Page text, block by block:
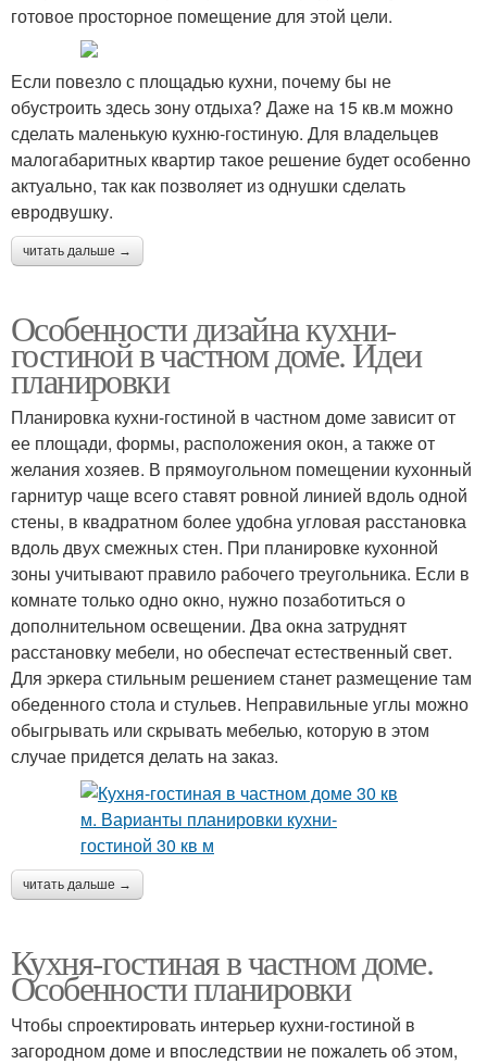
готовое просторное помещение для этой цели.
Если повезло с площадью кухни, почему бы не
обустроить здесь зону отдыха? Даже на 15 кв.м можно
сделать маленькую кухню-гостиную. Для владельцев
малогабаритных квартир такое решение будет особенно
актуально, так как позволяет из однушки сделать
евродвушку.
читать дальше →
Особенности дизайна кухни-
гостиной в частном доме. Идеи
планировки
Планировка кухни-гостиной в частном доме зависит от
ее площади, формы, расположения окон, а также от
желания хозяев. В прямоугольном помещении кухонный
гарнитур чаще всего ставят ровной линией вдоль одной
стены, в квадратном более удобна угловая расстановка
вдоль двух смежных стен. При планировке кухонной
зоны учитывают правило рабочего треугольника. Если в
комнате только одно окно, нужно позаботиться о
дополнительном освещении. Два окна затруднят
расстановку мебели, но обеспечат естественный свет.
Для эркера стильным решением станет размещение там
обеденного стола и стульев. Неправильные углы можно
обыгрывать или скрывать мебелью, которую в этом
случае придется делать на заказ.
читать дальше →
Кухня-гостиная в частном доме.
Особенности планировки
Чтобы спроектировать интерьер кухни-гостиной в
загородном доме и впоследствии не пожалеть об этом,